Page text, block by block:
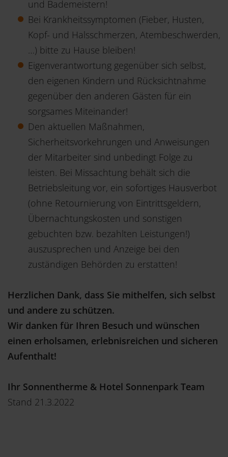
und Bademeistern!
Bei Krankheitssymptomen (Fieber, Husten,
Kopf- und Halsschmerzen, Atembeschwerden,
…) bitte zu Hause bleiben!
Eigenverantwortung gegenüber sich selbst,
den eigenen Kindern und Rücksichtnahme
gegenüber den anderen Gästen für ein
sorgsames Miteinander!
Den aktuellen Maßnahmen,
Sicherheitsvorkehrungen und Anweisungen
der Mitarbeiter sind unbedingt Folge zu
leisten. Bei Missachtung behält sich die
Betriebsleitung vor, ein sofortiges Hausverbot
(ohne Retournierung von Eintrittsgeldern,
Übernachtungskosten und sonstigen
gebuchten bzw. bezahlten Leistungen!)
auszusprechen und Anzeige bei den
zuständigen Behörden zu erstatten!
Herzlichen Dank, dass Sie mithelfen, sich selbst
und andere zu schützen.
Wir danken für Ihren Besuch und wünschen
einen erholsamen, erlebnisreichen und sicheren
Aufenthalt!
Ihr Sonnentherme & Hotel Sonnenpark Team
Stand 21.3.2022